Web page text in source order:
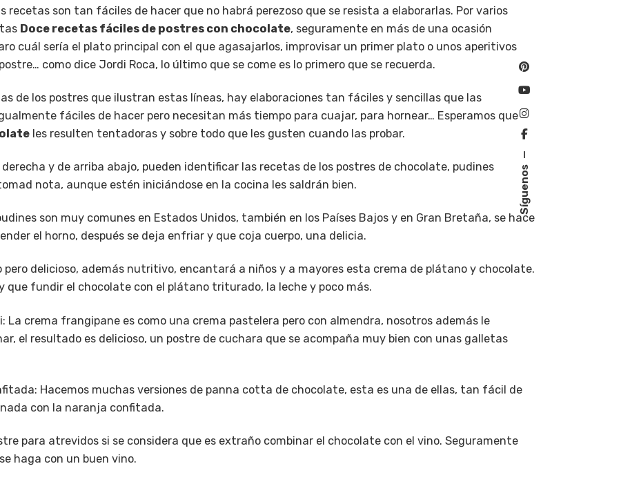
Síguenos
recetas son tan fáciles de hacer que no habrá perezoso que se resista a elaborarlas. Por varios
Doce recetas fáciles de postres con chocolate, seguramente en más de una ocasión
cuál sería el plato principal con el que agasajarlos, improvisar un primer plato o unos aperitivos
como dice Jordi Roca, lo último que se come es lo primero que se recuerda.
de los postres que ilustran estas líneas, hay elaboraciones tan fáciles y sencillas que las
fáciles de hacer pero necesitan más tiempo para cuajar, para hornear… Esperamos que
les resulten tentadoras y sobre todo que les gusten cuando las probar.
y de arriba abajo, pueden identificar las recetas de los postres de chocolate, pudines
nota, aunque estén iniciándose en la cocina les saldrán bien.
son muy comunes en Estados Unidos, también en los Países Bajos y en Gran Bretaña, se hace
el horno, después se deja enfriar y que coja cuerpo, una delicia.
pero delicioso, además nutritivo, encantará a niños y a mayores esta crema de plátano y chocolate.
que fundir el chocolate con el plátano triturado, la leche y poco más.
: La crema frangipane es como una crema pastelera pero con almendra, nosotros además le
el resultado es delicioso, un postre de cuchara que se acompaña muy bien con unas galletas
: Hacemos muchas versiones de panna cotta de chocolate, esta es una de ellas, tan fácil de
con la naranja confitada.
para atrevidos si se considera que es extraño combinar el chocolate con el vino. Seguramente
haga con un buen vino.